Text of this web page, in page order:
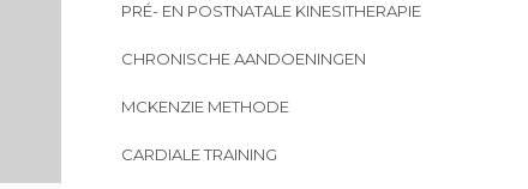
PRÉ- EN POSTNATALE KINESITHERAPIE
CHRONISCHE AANDOENINGEN
MCKENZIE METHODE
CARDIALE TRAINING